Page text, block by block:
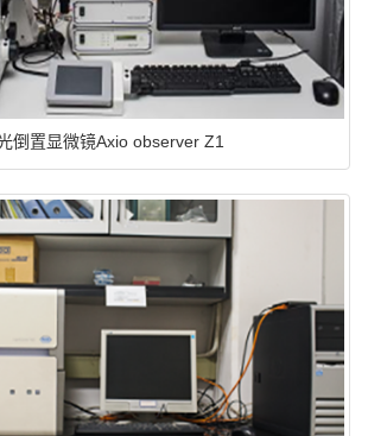
倒置显微镜Axio observer Z1